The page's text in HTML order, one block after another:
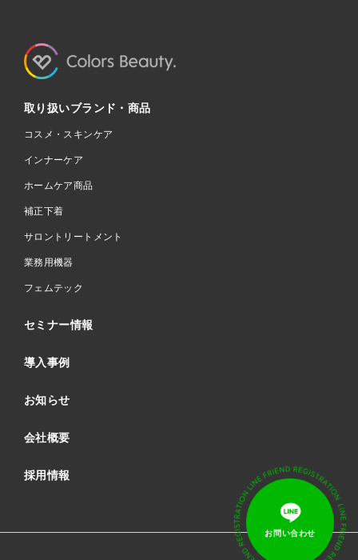
取り扱いブランド・商品
コスメ・スキンケア
インナーケア
ホームケア商品
補正下着
サロントリートメント
業務用機器
フェムテック
セミナー情報
導入事例
お知らせ
会社概要
採用情報